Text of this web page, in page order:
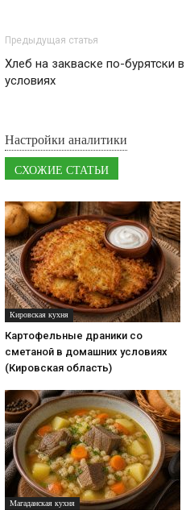
Предыдущая статья
Хлеб на закваске по-бурятски
условиях
Настройки аналитики
СХОЖИЕ СТАТЬИ
Кировская кухня
Картофельные драники со
сметаной в домашних условиях
(Кировская область)
Магаданская кухня